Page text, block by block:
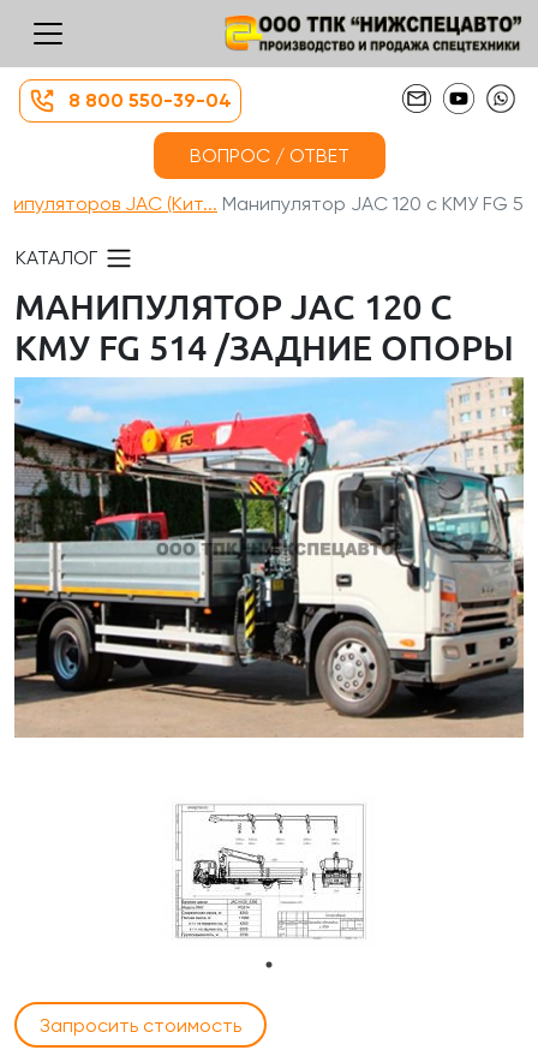
8 800 550-39-04
ВОПРОС / ОТВЕТ
JAC (Кит... Манипулятор JAC 120 с КМУ FG 5...
КАТАЛОГ
МАНИПУЛЯТОР JAC 120 С
КМУ FG 514 /ЗАДНИЕ ОПОРЫ
Запросить стоимость